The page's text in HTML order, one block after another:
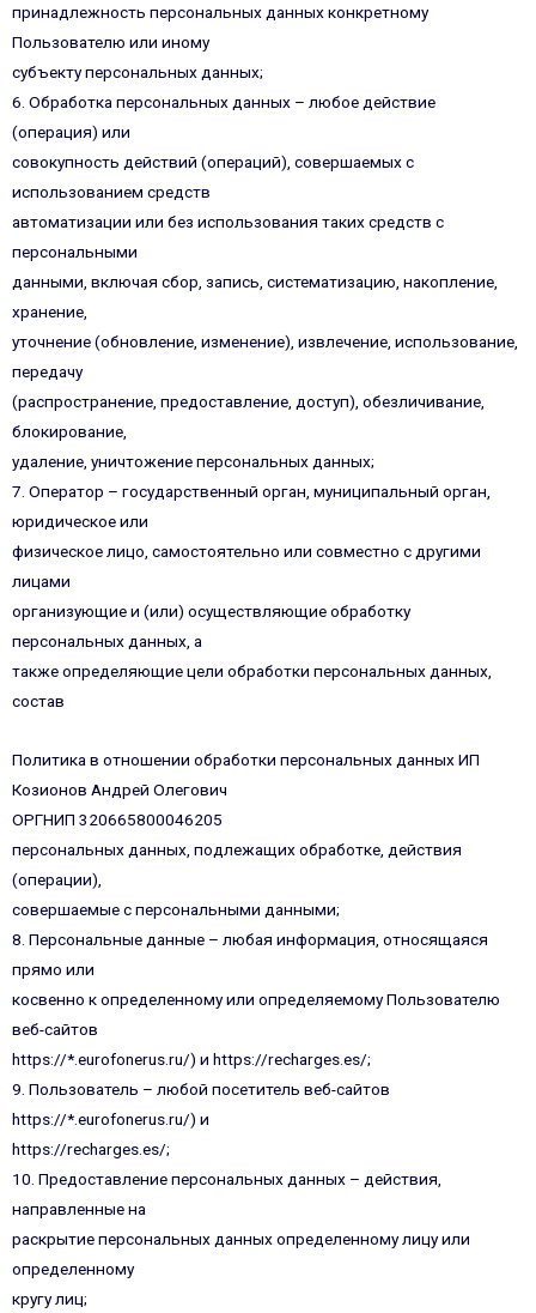
принадлежность персональных данных конкретному
Пользователю или иному
субъекту персональных данных;
6. Обработка персональных данных – любое действие
(операция) или
совокупность действий (операций), совершаемых с
использованием средств
автоматизации или без использования таких средств с
персональными
данными, включая сбор, запись, систематизацию, накопление,
хранение,
уточнение (обновление, изменение), извлечение, использование,
передачу
(распространение, предоставление, доступ), обезличивание,
блокирование,
удаление, уничтожение персональных данных;
7. Оператор – государственный орган, муниципальный орган,
юридическое или
физическое лицо, самостоятельно или совместно с другими
лицами
организующие и (или) осуществляющие обработку
персональных данных, а
также определяющие цели обработки персональных данных,
состав
Политика в отношении обработки персональных данных ИП
Козионов Андрей Олегович
ОРГНИП 320665800046205
персональных данных, подлежащих обработке, действия
(операции),
совершаемые с персональными данными;
8. Персональные данные – любая информация, относящаяся
прямо или
косвенно к определенному или определяемому Пользователю
веб-сайтов
https://*.eurofonerus.ru/) и https://recharges.es/;
9. Пользователь – любой посетитель веб-сайтов
https://*.eurofonerus.ru/) и
https://recharges.es/;
10. Предоставление персональных данных – действия,
направленные на
раскрытие персональных данных определенному лицу или
определенному
кругу лиц;